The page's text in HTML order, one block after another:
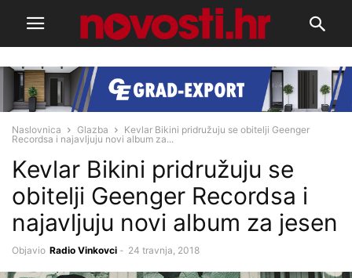
Naslovnica Glazba
Kevlar Bikini pridružuju se obitelji Geenger
Recordsa i najavljuju novi album za...
Kevlar Bikini pridružuju se
obitelji Geenger Recordsa i
najavljuju novi album za jesen​
Objavio Radio Vinkovci - 24 travnja, 2018